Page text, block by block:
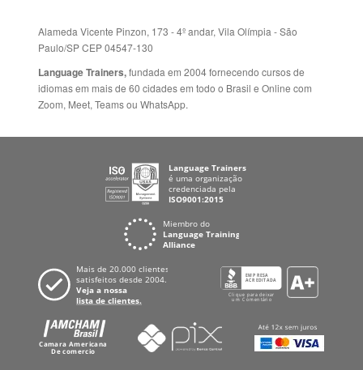
Language Trainers,fundada em 2004 fornecendo cursos de
idiomas em mais de 60 cidades em todo o Brasil e Online com